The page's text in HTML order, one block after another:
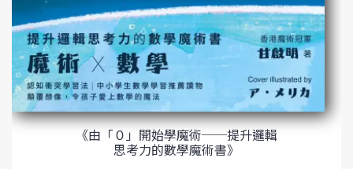
《由「０」開始學魔術──提升邏輯
思考力的數學魔術書》